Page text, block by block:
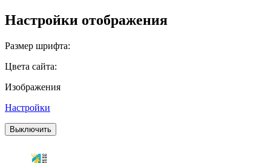
Настройки отображения
Размер шрифта:
Цвета сайта:
Изображения
Настройки
Выключить